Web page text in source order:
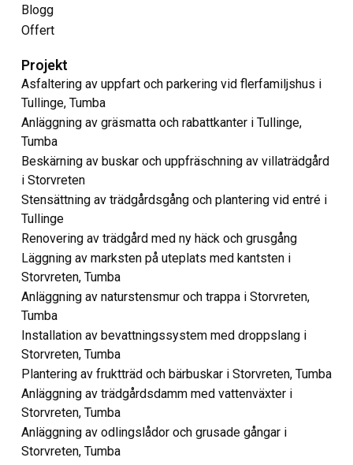
Blogg
Offert
Projekt
Asfaltering av uppfart och parkering vid flerfamiljshus i
Tullinge, Tumba
Anläggning av gräsmatta och rabattkanter i Tullinge,
Tumba
Beskärning av buskar och uppfräschning av villaträdgård
i Storvreten
Stensättning av trädgårdsgång och plantering vid entré i
Tullinge
Renovering av trädgård med ny häck och grusgång
Läggning av marksten på uteplats med kantsten i
Storvreten, Tumba
Anläggning av naturstensmur och trappa i Storvreten,
Tumba
Installation av bevattningssystem med droppslang i
Storvreten, Tumba
Plantering av fruktträd och bärbuskar i Storvreten, Tumba
Anläggning av trädgårdsdamm med vattenväxter i
Storvreten, Tumba
Anläggning av odlingslådor och grusade gångar i
Storvreten, Tumba